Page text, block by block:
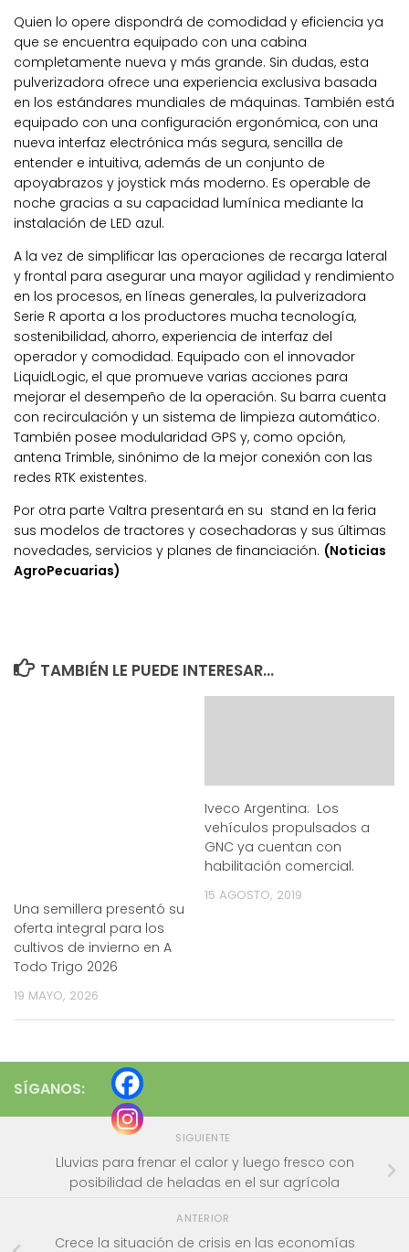
Quien lo opere dispondrá de comodidad y eficiencia ya
que se encuentra equipado con una cabina
completamente nueva y más grande. Sin dudas, esta
pulverizadora ofrece una experiencia exclusiva basada
en los estándares mundiales de máquinas. También está
equipado con una configuración ergonómica, con una
nueva interfaz electrónica más segura, sencilla de
entender e intuitiva, además de un conjunto de
apoyabrazos y joystick más moderno. Es operable de
noche gracias a su capacidad lumínica mediante la
instalación de LED azul.
A la vez de simplificar las operaciones de recarga lateral
y frontal para asegurar una mayor agilidad y rendimiento
en los procesos, en líneas generales, la pulverizadora
Serie R aporta a los productores mucha tecnología,
sostenibilidad, ahorro, experiencia de interfaz del
operador y comodidad. Equipado con el innovador
LiquidLogic, el que promueve varias acciones para
mejorar el desempeño de la operación. Su barra cuenta
con recirculación y un sistema de limpieza automático.
También posee modularidad GPS y, como opción,
antena Trimble, sinónimo de la mejor conexión con las
redes RTK existentes.
Por otra parte Valtra presentará en su stand en la feria
sus modelos de tractores y cosechadoras y sus últimas
novedades, servicios y planes de financiación. (Noticias
AgroPecuarias)
TAMBIÉN LE PUEDE INTERESAR...
Una semillera presentó su
oferta integral para los
cultivos de invierno en A
Todo Trigo 2026
19 MAYO, 2026
Iveco Argentina: Los
vehículos propulsados a
GNC ya cuentan con
habilitación comercial.
15 AGOSTO, 2019
SÍGANOS:
SIGUIENTE
Lluvias para frenar el calor y luego fresco con
posibilidad de heladas en el sur agrícola
ANTERIOR
Crece la situación de crisis en las economías